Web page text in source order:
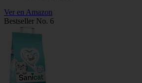
Ver en Amazon
Bestseller No. 6